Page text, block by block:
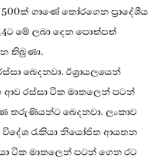
ගාණේ තෝරගෙන ප්‍රාදේශීය
මේ ලබා දෙන පොත්පත්
තිබුණා.
බෙදනවා. ඊශ්‍රායලයෙන්
රස්සා ටික මාතලෙන් පටන්
තරුණියන්ට බෙදනවා. ලංකාව
රැකියා නියෝජිත ආයතන
ටික මාතලෙන් පටන් ගෙන රට